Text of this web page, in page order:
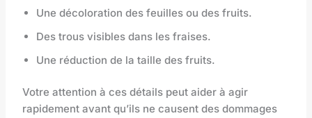
Une décoloration des feuilles ou des fruits.
Des trous visibles dans les fraises.
Une réduction de la taille des fruits.
Votre attention à ces détails peut aider à agir
rapidement avant qu’ils ne causent des dommages